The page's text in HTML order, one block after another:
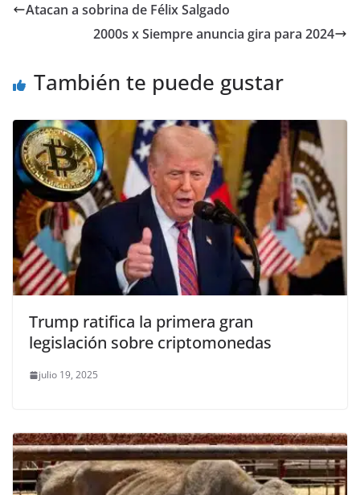
o
A
p
Li
k
a
Atacan a sobrina de Félix Salgado
2000s x Siempre anuncia gira para 2024
También te puede gustar
Trump ratifica la primera gran
legislación sobre criptomonedas
julio 19, 2025